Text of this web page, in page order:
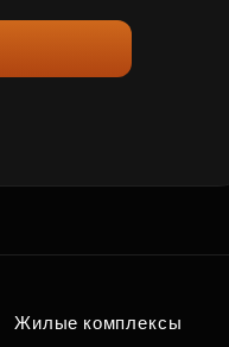
Жилые комплексы